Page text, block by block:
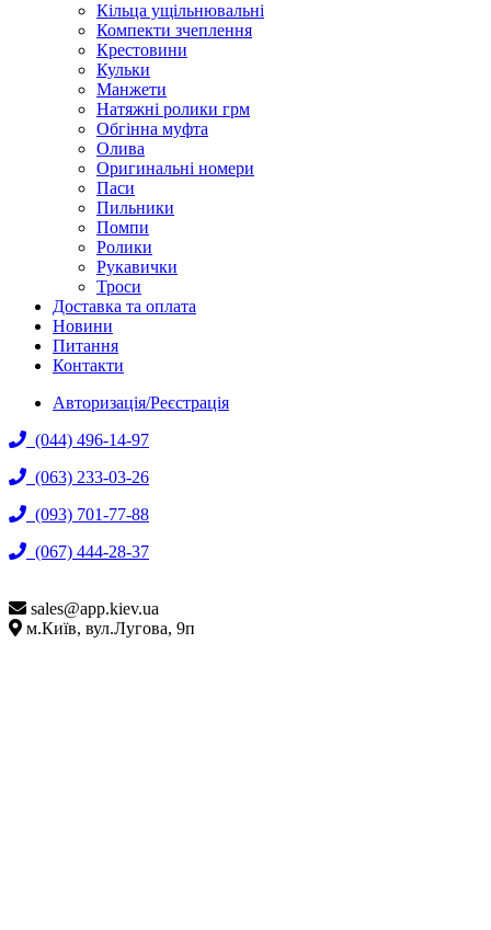
Кільца ущільнювальні
Компекти зчеплення
Крестовини
Кульки
Манжети
Натяжні ролики грм
Обгінна муфта
Олива
Оригинальні номери
Паси
Пильники
Помпи
Ролики
Рукавички
Троси
Доставка та оплата
Новини
Питання
Контакти
Авторизація/Реєстрація
(044) 496-14-97
(063) 233-03-26
(093) 701-77-88
(067) 444-28-37
sales@app.kiev.ua
м.Київ, вул.Лугова, 9п